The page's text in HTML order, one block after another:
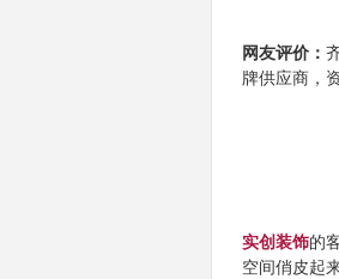
网友评价：
牌供应商，
实创装饰的
空间俏皮起来